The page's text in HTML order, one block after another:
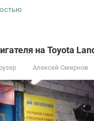
на Toyota
Алексей Смирнов